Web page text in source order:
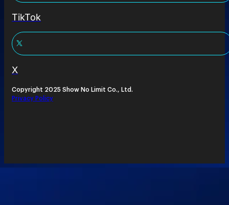
TikTok
X
Copyright 2025 Show No Limit Co., Ltd.
Privacy Policy